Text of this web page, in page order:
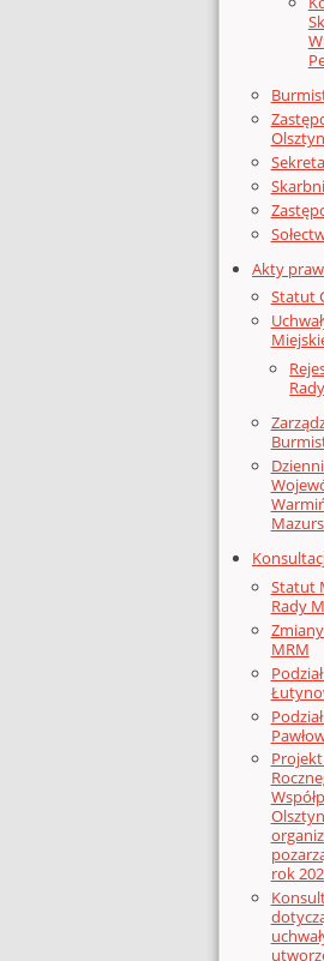
Akty
Statut
Statut
Rady
MRM
rok